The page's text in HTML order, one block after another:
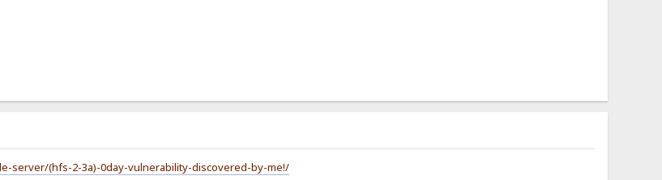
server/(hfs-2-3a)-0day-vulnerability-discovered-by-me!/